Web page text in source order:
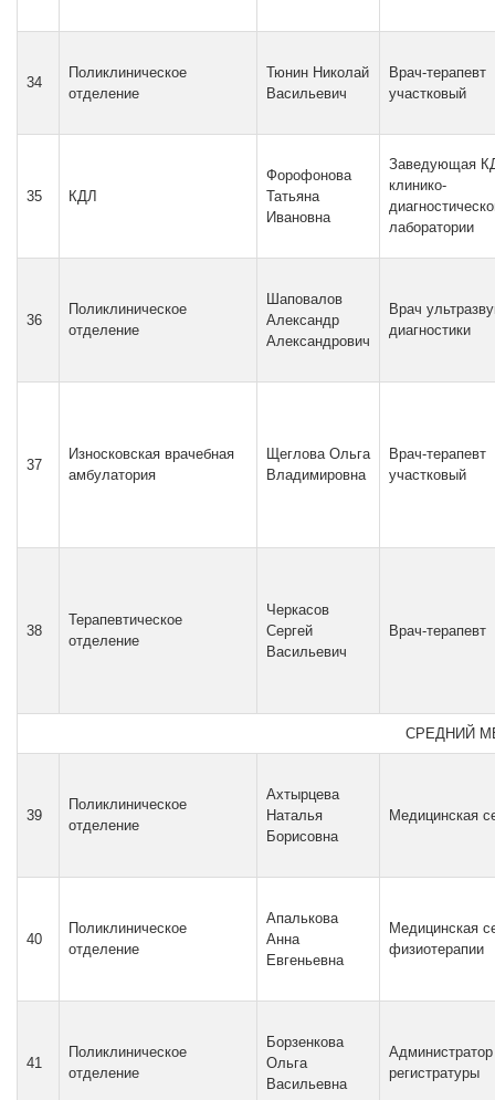
34
Поликлиническое
отделение
Тюнин Николай
Васильевич
Врач-терапевт
участковый
35 КДЛ
Форофонова
Татьяна
Ивановна
Заведующая
клинико-
лаборатории
36
Поликлиническое
отделение
Шаповалов
Александр
Александрович
Врач
диагностики
37
Износковская врачебная
амбулатория
Щеглова Ольга
Владимировна
Врач-терапевт
участковый
38
Терапевтическое
отделение
Черкасов
Сергей
Васильевич
Врач-терапевт
СРЕДНИЙ
39
Поликлиническое
отделение
Ахтырцева
Наталья
Борисовна
Медицинская
40
Поликлиническое
отделение
Апалькова
Анна
Евгеньевна
Медицинская
физиотерапии
41
Поликлиническое
отделение
Борзенкова
Ольга
Васильевна
Администратор
регистратуры